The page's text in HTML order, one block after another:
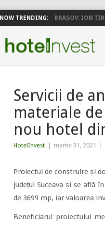
NOW TRENDING: BRAȘOV: ION
Servicii de
materiale
nou hotel
HotelInvest martie 31, 2021
Proiectul de construire și
județul Suceava și se află
de 3699 mp, iar valoarea
Beneficiarul proiectului